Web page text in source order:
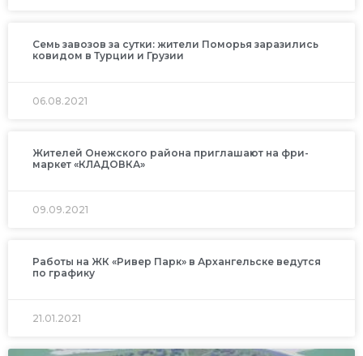
Семь завозов за сутки: жители Поморья заразились
ковидом в Турции и Грузии
06.08.2021
Жителей Онежского района приглашают на фри-
маркет «КЛАДОВКА»
09.09.2021
Работы на ЖК «Ривер Парк» в Архангельске ведутся
по графику
21.01.2021